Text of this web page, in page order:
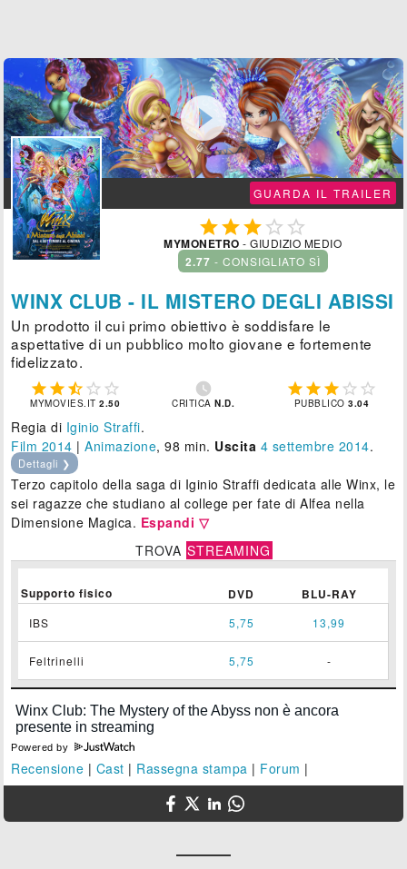

GUARDA IL TRAILER
  
MYMONETRO - GIUDIZIO MEDIO
2.77 - CONSIGLIATO SÌ
WINX CLUB - IL MISTERO DEGLI ABISSI
Un prodotto il cui primo obiettivo è soddisfare le
aspettative di un pubblico molto giovane e fortemente
fidelizzato.
    
MYMOVIES.IT2.50

CRITICAN.D.
    
PUBBLICO3.04
Regia di Iginio Straffi.
Film 2014 |Animazione, 98 min. Uscita 4 settembre 2014.
Dettagli ❯
Terzo capitolo della saga di Iginio Straffi dedicata alle Winx, le
sei ragazze che studiano al college per fate di Alfea nella
Dimensione Magica. Espandi ▽
TROVA STREAMING
Supporto fisico DVD BLU-RAY
IBS 5,75 13,99
Feltrinelli 5,75 -
Powered by
Recensione | Cast | Rassegna stampa | Forum |